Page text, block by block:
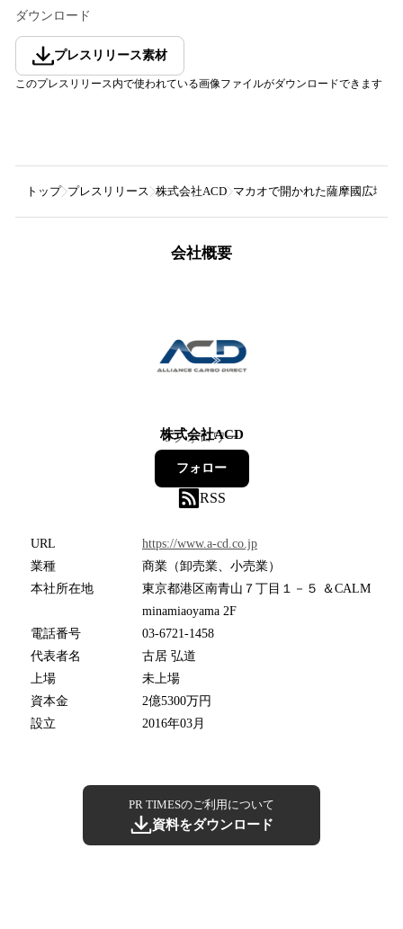
ダウンロード
プレスリリース素材
このプレスリリース内で使われている画像ファイルがダウンロードできます
トップ プレスリリース 株式会社ACD マカオで開かれた薩摩國広域
会社概要
株式会社ACD
9フォロワー
フォロー
RSS
URL
https://www.a-cd.co.jp
業種
商業（卸売業、小売業）
本社所在地
東京都港区南青山７丁目１－５ ＆CALM
minamiaoyama 2F
電話番号
03-6721-1458
代表者名
古居 弘道
上場
未上場
資本金
2億5300万円
設立
2016年03月
PR TIMESのご利用について
資料をダウンロード